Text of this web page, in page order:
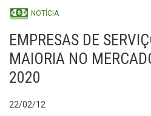
NOTÍCIA
EMPRESAS DE
MAIORIA NO
2020
22/02/12